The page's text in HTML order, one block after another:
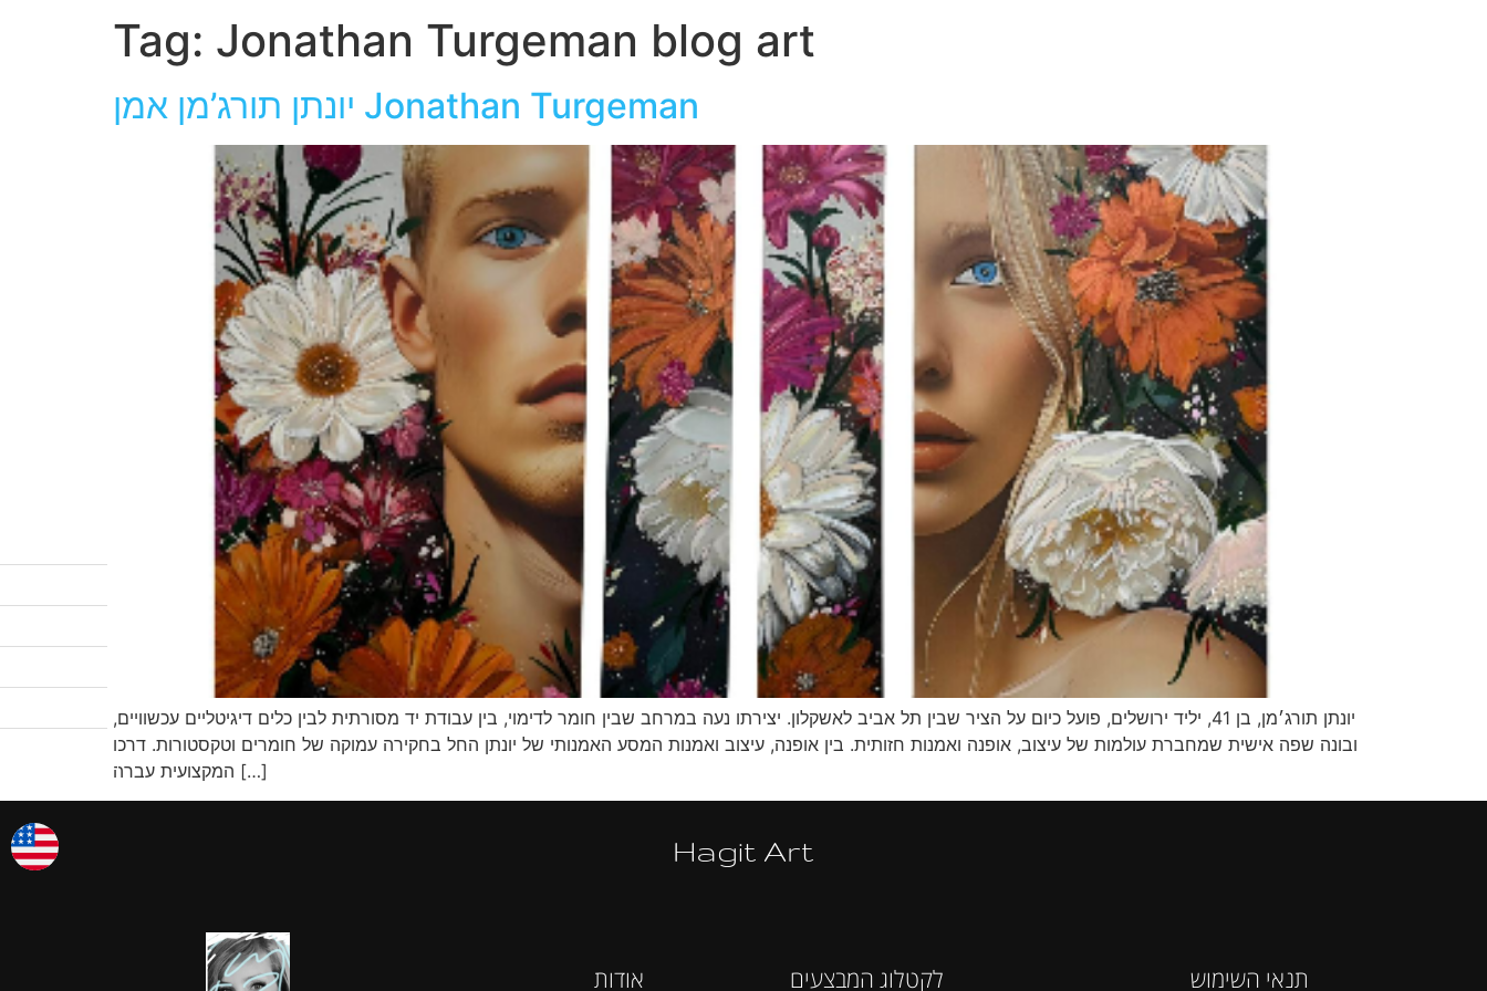
לקטלוג המבצעים
שיעורי ציור
לגלריות שלי
אודות
צרו קשר
Tag: Jonathan Turgeman blog art
יונתן תורג’מן אמן Jonathan Turgeman
יונתן תורג׳מן, בן 41, יליד ירושלים, פועל כיום על הציר שבין תל אביב לאשקלון. יצירתו נעה במרחב שבין חומר לדימוי, בין עבודת יד מסורתית לבין כלים דיגיטליים עכשוויים,
ובונה שפה אישית שמחברת עולמות של עיצוב, אופנה ואמנות חזותית. בין אופנה, עיצוב ואמנות המסע האמנותי של יונתן החל בחקירה עמוקה של חומרים וטקסטורות. דרכו
המקצועית עברה […]
Hagit Art
אודות לקטלוג המבצעים תנאי השימוש